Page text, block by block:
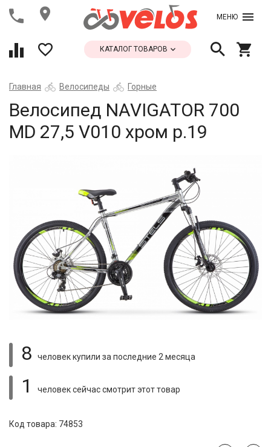
МЕНЮ
КАТАЛОГ ТОВАРОВ
Главная Велосипеды Горные
Велосипед NAVIGATOR 700
MD 27,5 V010 хром р.19
8 человек купили за последние 2 месяца
1 человек сейчас смотритэтот товар
Код товара: 74853